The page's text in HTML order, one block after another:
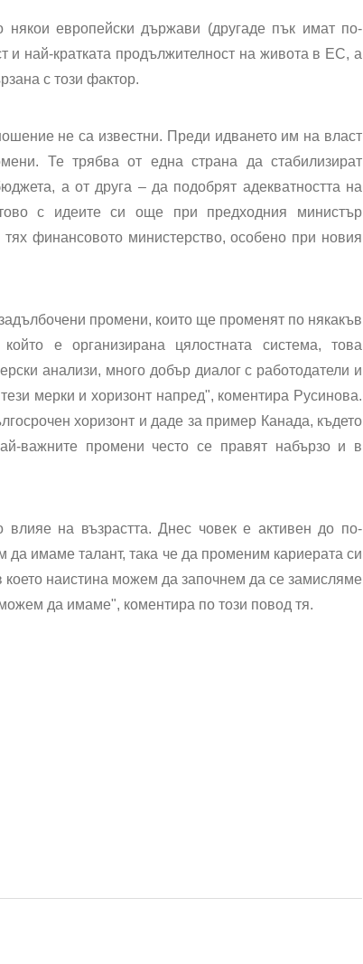
някои европейски държави (другаде пък имат по-
и най-кратката продължителност на живота в ЕС, а
с този фактор.
не са известни. Преди идването им на власт
Те трябва от една страна да стабилизират
а от друга – да подобрят адекватността на
с идеите си още при предходния министър
финансовото министерство, особено при новия
промени, които ще променят по някакъв
е организирана цялостната система, това
анализи, много добър диалог с работодатели и
мерки и хоризонт напред", коментира Русинова.
хоризонт и даде за пример Канада, където
важните промени често се правят набързо и в
на възрастта. Днес човек е активен до по-
имаме талант, така че да променим кариерата си
наистина можем да започнем да се замисляме
да имаме", коментира по този повод тя.